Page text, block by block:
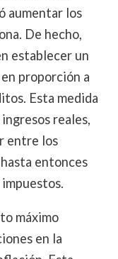
aumentar los
De hecho,
establecer un
proporción a
Esta medida
reales,
entre los
entonces
máximo
en la